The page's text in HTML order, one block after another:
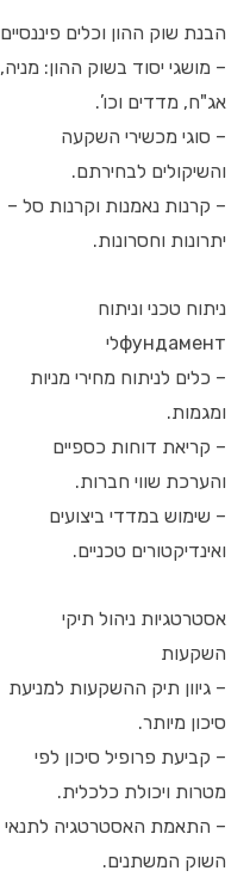
הבנת שוק ההון וכלים פיננסיים
– מושגי יסוד בשוק ההון: מניה,
אג"ח, מדדים וכו’.
– סוגי מכשירי השקעה
והשיקולים לבחירתם.
– קרנות נאמנות וקרנות סל –
יתרונות וחסרונות.
ניתוח טכני וניתוח
фундаментלי
– כלים לניתוח מחירי מניות
ומגמות.
– קריאת דוחות כספיים
והערכת שווי חברות.
– שימוש במדדי ביצועים
ואינדיקטורים טכניים.
אסטרטגיות ניהול תיקי
השקעות
– גיוון תיק ההשקעות למניעת
סיכון מיותר.
– קביעת פרופיל סיכון לפי
מטרות ויכולת כלכלית.
– התאמת האסטרטגיה לתנאי
השוק המשתנים.